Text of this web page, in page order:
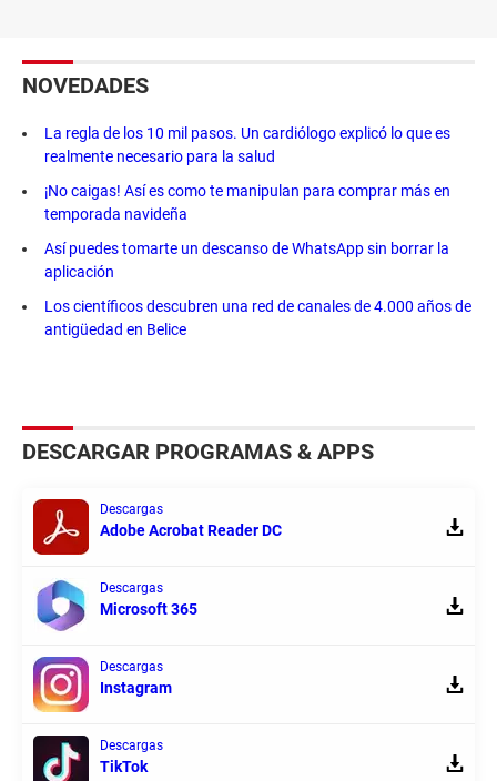
NOVEDADES
La regla de los 10 mil pasos. Un cardiólogo explicó lo que es
realmente necesario para la salud
¡No caigas! Así es como te manipulan para comprar más en
temporada navideña
Así puedes tomarte un descanso de WhatsApp sin borrar la
aplicación
Los científicos descubren una red de canales de 4.000 años de
antigüedad en Belice
DESCARGAR PROGRAMAS & APPS
Descargas
Adobe Acrobat Reader DC
Descargas
Microsoft 365
Descargas
Instagram
Descargas
TikTok